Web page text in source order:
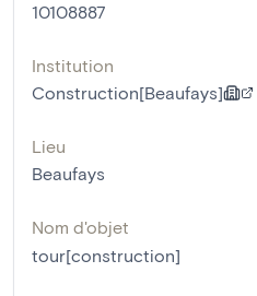
10108887
Institution
Construction[Beaufays]
Lieu
Beaufays
Nom d'objet
tour[construction]